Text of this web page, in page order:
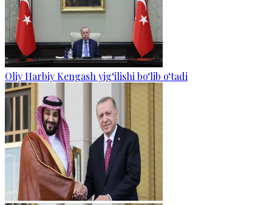
Oliy Harbiy Kengash yig‘ilishi bo‘lib o‘tadi